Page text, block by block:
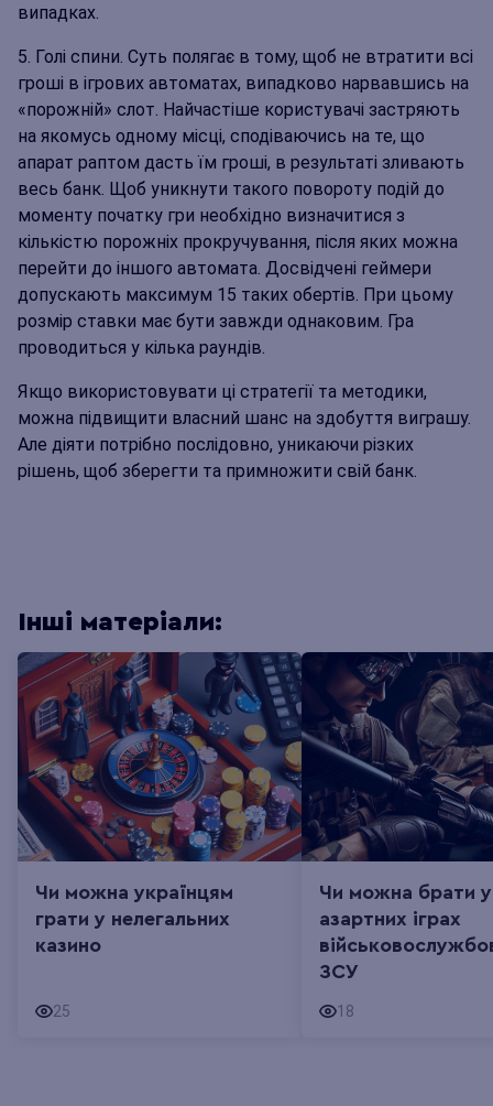
випадках.
Голі спини. Суть полягає в тому, щоб не втратити всі
гроші в ігрових автоматах, випадково нарвавшись на
«порожній» слот. Найчастіше користувачі застряють
на якомусь одному місці, сподіваючись на те, що
апарат раптом дасть їм гроші, в результаті зливають
весь банк. Щоб уникнути такого повороту подій до
моменту початку гри необхідно визначитися з
кількістю порожніх прокручування, після яких можна
перейти до іншого автомата. Досвідчені геймери
допускають максимум 15 таких обертів. При цьому
розмір ставки має бути завжди однаковим. Гра
проводиться у кілька раундів.
Якщо використовувати ці стратегії та методики,
можна підвищити власний шанс на здобуття виграшу.
Але діяти потрібно послідовно, уникаючи різких
рішень, щоб зберегти та примножити свій банк.
Інші матеріали:
Чи можна українцям
грати у нелегальних
казино
25
Чи можна брати
азартних іграх
ЗСУ
18